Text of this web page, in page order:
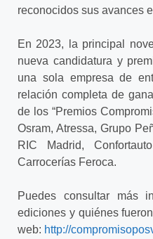
reconocidos sus avances
En 2023, la principal
nueva candidatura y
una sola empresa de
relación completa de
de los “Premios
Osram, Atressa, Grupo
RIC Madrid,
Carrocerías Feroca.
Puedes consultar más
ediciones y quiénes
web: http://